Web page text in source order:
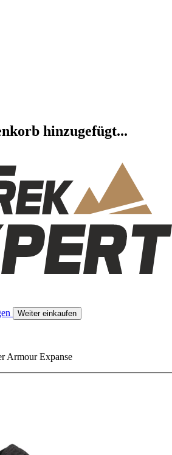
hinzugefügt...
Weiter einkaufen
Armour Expanse